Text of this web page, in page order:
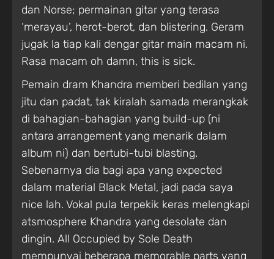
dan Norse; permainan gitar yang terasa
‘merayau’, herot-berot, dan blistering. Geram
jugak la tiap kali dengar gitar main macam ni.
Rasa macam oh damn, this is sick.
Pemain dram Khandra memberi bedilan yang
jitu dan padat, tak kiralah samada merangkak
di bahagian-bahagian yang build-up (ni
antara arrangement yang menarik dalam
album ni) dan bertubi-tubi blasting.
Sebenarnya dia bagi apa yang expected
dalam material Black Metal, jadi pada saya
nice lah. Vokal pula terpekik keras melengkapi
atsmosphere Khandra yang desolate dan
dingin. All Occupied by Sole Death
mempunyai beberapa memorable parts yang